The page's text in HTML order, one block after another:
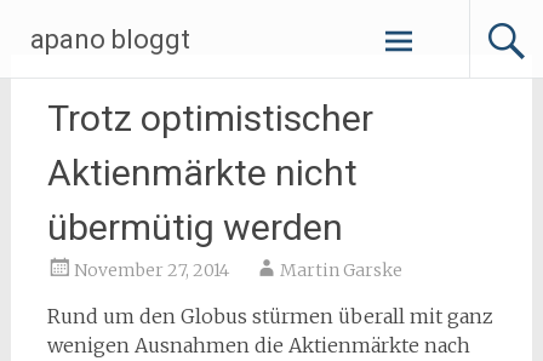
Inhalt
springen
apano bloggt
Trotz optimistischer
Aktienmärkte nicht
übermütig werden
November 27, 2014 Martin Garske
Rund um den Globus stürmen überall mit ganz
wenigen Ausnahmen die Aktienmärkte nach